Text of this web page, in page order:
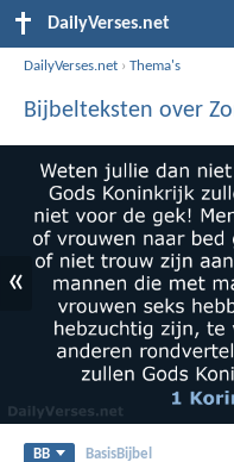
DailyVerses.net
DailyVerses.net ›Thema's
Bijbelteksten over
«
BB BasisBijbel